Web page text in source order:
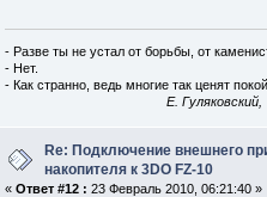
- Разве ты не устал от борьбы, от
- Нет.
- Как странно, ведь многие так ценят
E.
Re: Подключение внешнего
накопителя к 3DO FZ-10
«Ответ #12 : 23 Февраль 2010, 06:21:40 »